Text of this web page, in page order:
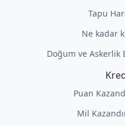
Tapu
Ne kadar
Doğum ve Askerlik
Puan
Mil